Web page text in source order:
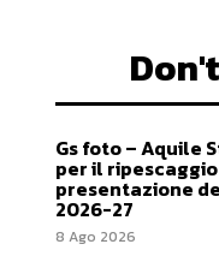
Gs foto – Aquile
per il
presentazione
2026-27
8 Ago 2026